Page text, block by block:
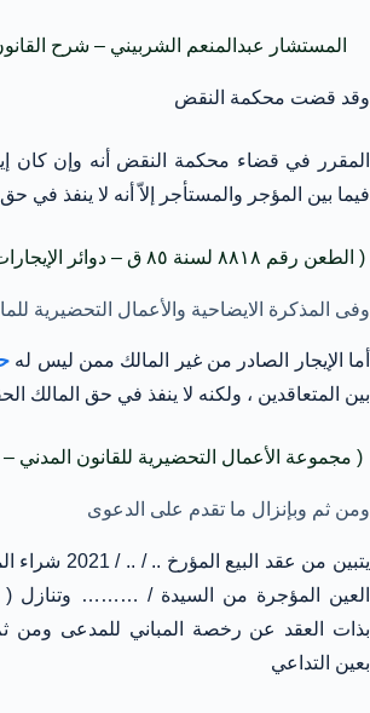
المستشار عبدالمنعم الشربيني – شرح
وقد قضت محكمة النقض
المقرر في قضاء محكمة النقض أنه وإن كان
فيما بين المؤجر والمستأجر إلاّ أنه لا ينفذ في
( الطعن رقم ٨٨١٨ لسنة ٨٥ ق – دوائر الإيجارات – جلسة 6/2/2019 )
وفى المذكرة الايضاحية والأعمال التحضيرية للمادة 559
أما الإيجار الصادر من غير المالك ممن ليس له
بين المتعاقدين ، ولكنه لا ينفذ في حق المالك
( مجموعة الأعمال التحضيرية للقانون المدني – جزء 4-
ومن ثم وبإنزال ما تقدم على الدعوى
يتبين من عقد
العين المؤجرة من السيدة / ……… وتنازل (
بذات العقد عن رخصة المباني للمدعى ومن
بعين التداعي